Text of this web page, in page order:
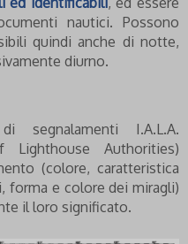
nautici. Possono
quindi anche di notte,
diurno.
segnalamenti I.A.L.A.
Lighthouse Authorities)
(colore, caratteristica
forma e colore dei miragli)
il loro significato.